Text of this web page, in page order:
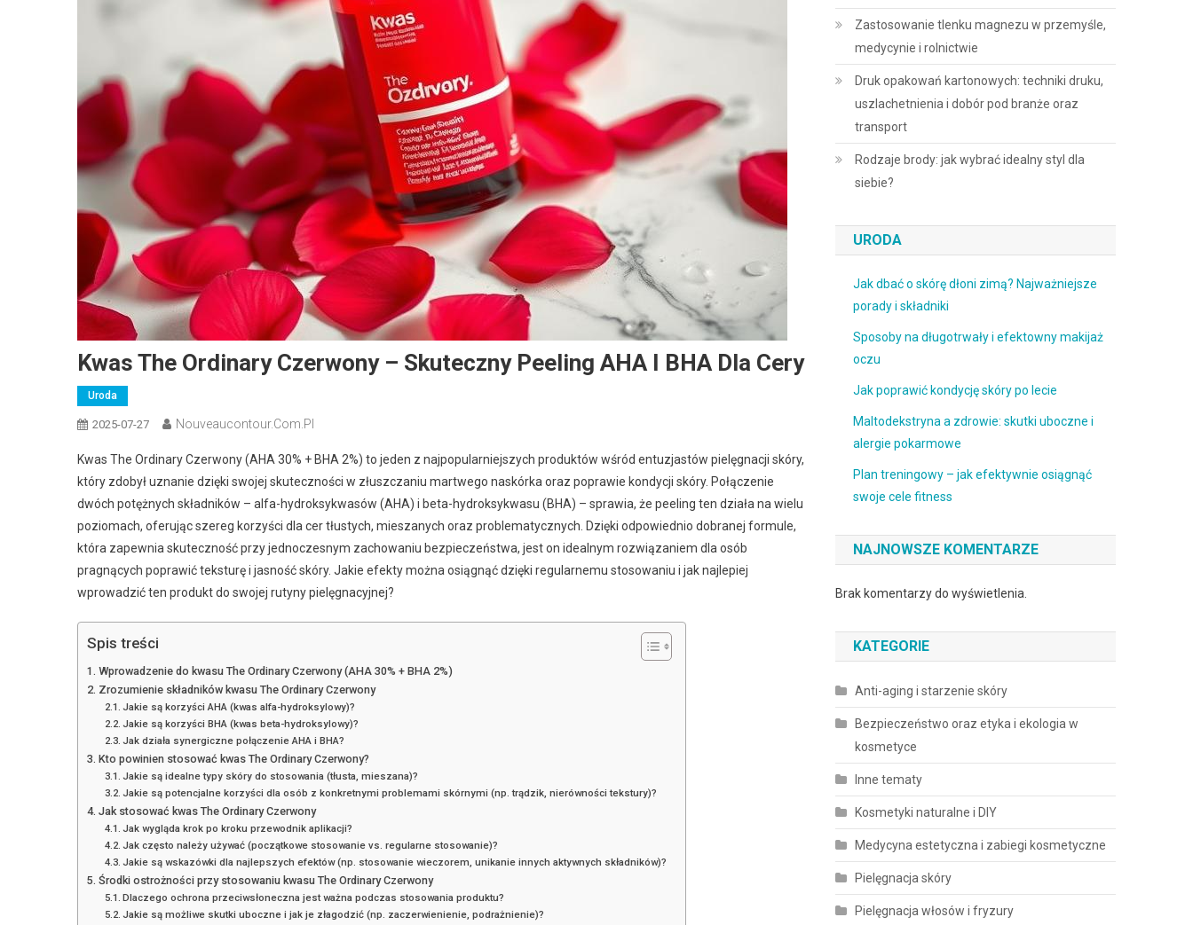
Kwas The Ordinary Czerwony – Skuteczny Peeling AHA I BHA Dla Cery
Uroda
2025-07-27 Nouveaucontour.com.pl
Kwas The Ordinary Czerwony (AHA 30% + BHA 2%) to jeden z najpopularniejszych produktów wśród entuzjastów pielęgnacji skóry,
który zdobył uznanie dzięki swojej skuteczności w złuszczaniu martwego naskórka oraz poprawie kondycji skóry. Połączenie
dwóch potężnych składników – alfa-hydroksykwasów (AHA) i beta-hydroksykwasu (BHA) – sprawia, że peeling ten działa na wielu
poziomach, oferując szereg korzyści dla cer tłustych, mieszanych oraz problematycznych. Dzięki odpowiednio dobranej formule,
która zapewnia skuteczność przy jednoczesnym zachowaniu bezpieczeństwa, jest on idealnym rozwiązaniem dla osób
pragnących poprawić teksturę i jasność skóry. Jakie efekty można osiągnąć dzięki regularnemu stosowaniu i jak najlepiej
wprowadzić ten produkt do swojej rutyny pielęgnacyjnej?
Spis treści
Wprowadzenie do kwasu The Ordinary Czerwony (AHA 30% + BHA 2%)
Zrozumienie składników kwasu The Ordinary Czerwony
Jakie są korzyści AHA (kwas alfa-hydroksylowy)?
Jakie są korzyści BHA (kwas beta-hydroksylowy)?
Jak działa synergiczne połączenie AHA i BHA?
Kto powinien stosować kwas The Ordinary Czerwony?
Jakie są idealne typy skóry do stosowania (tłusta, mieszana)?
Jakie są potencjalne korzyści dla osób z konkretnymi problemami skórnymi (np. trądzik, nierówności tekstury)?
Jak stosować kwas The Ordinary Czerwony
Jak wygląda krok po kroku przewodnik aplikacji?
Jak często należy używać (początkowe stosowanie vs. regularne stosowanie)?
Jakie są wskazówki dla najlepszych efektów (np. stosowanie wieczorem, unikanie innych aktywnych składników)?
Środki ostrożności przy stosowaniu kwasu The Ordinary Czerwony
Dlaczego ochrona przeciwsłoneczna jest ważna podczas stosowania produktu?
Jakie są możliwe skutki uboczne i jak je złagodzić (np. zaczerwienienie, podrażnienie)?
Zastosowanie tlenku magnezu w przemyśle,
medycynie i rolnictwie
Druk opakowań kartonowych: techniki druku,
uszlachetnienia i dobór pod branże oraz
transport
Rodzaje brody: jak wybrać idealny styl dla
siebie?
URODA
Jak dbać o skórę dłoni zimą? Najważniejsze
porady i składniki
Sposoby na długotrwały i efektowny makijaż
oczu
Jak poprawić kondycję skóry po lecie
Maltodekstryna a zdrowie: skutki uboczne i
alergie pokarmowe
Plan treningowy – jak efektywnie osiągnąć
swoje cele fitness
NAJNOWSZE KOMENTARZE
Brak komentarzy do wyświetlenia.
KATEGORIE
Anti-aging i starzenie skóry
Bezpieczeństwo oraz etyka i ekologia w
kosmetyce
Inne tematy
Kosmetyki naturalne i DIY
Medycyna estetyczna i zabiegi kosmetyczne
Pielęgnacja skóry
Pielęgnacja włosów i fryzury